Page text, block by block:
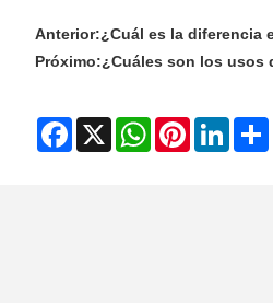
Anterior:¿Cuál es la diferencia
Próximo:¿Cuáles son los usos
Facebook
X WhatsAppPinterest